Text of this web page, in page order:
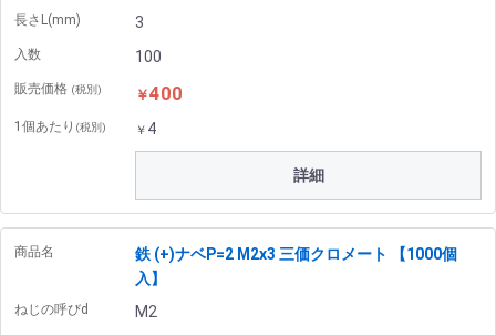
長さL(mm) 3
入数 100
販売価格 (税別) ￥400
1個あたり (税別) ￥ 4
詳細
商品名
鉄 (+)ナベP=2 M2x3 三価クロメート 【1000個
入】
ねじの呼びd M2